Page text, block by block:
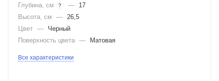
Глубина, см
? —
17
Высота, см
— 26,5
Цвет —
Черный
Поверхность цвета — Матовая
Все характеристики